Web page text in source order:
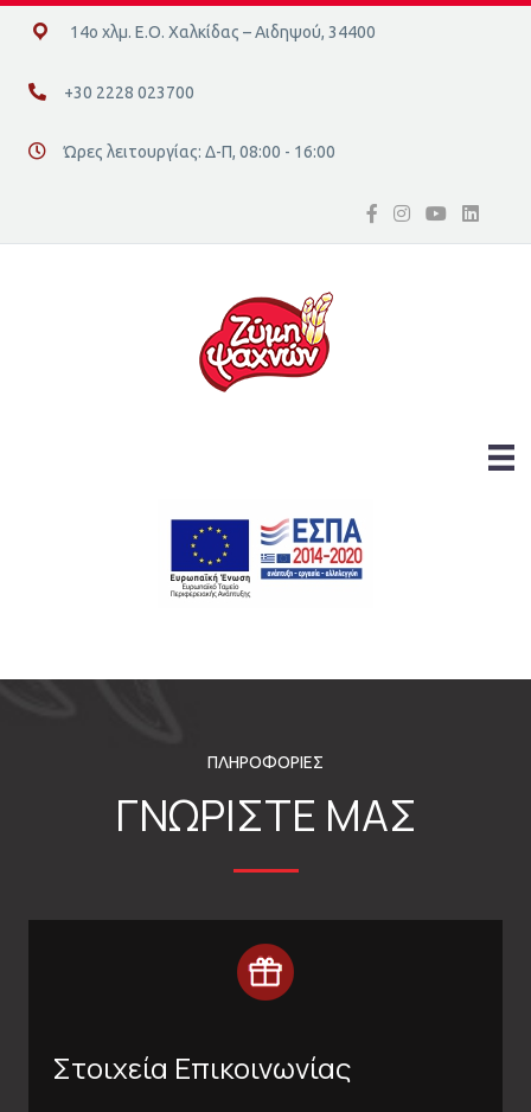
14ο χλμ. Ε.Ο. Χαλκίδας – Αιδηψού, 34400
14ο χλμ. Ε.Ο. Χαλκίδας – Αιδηψού, 34400
+30 2228 023700
+30 2228 023700
Διεύθυνση οδός 16, Ελλάδα
Ώρες λειτουργίας: Δ-Π, 08:00 - 16:00
ΠΛΗΡΟΦΟΡΙΕΣ
ΓΝΩΡΙΣΤΕ ΜΑΣ
Στοιχεία Επικοινωνίας